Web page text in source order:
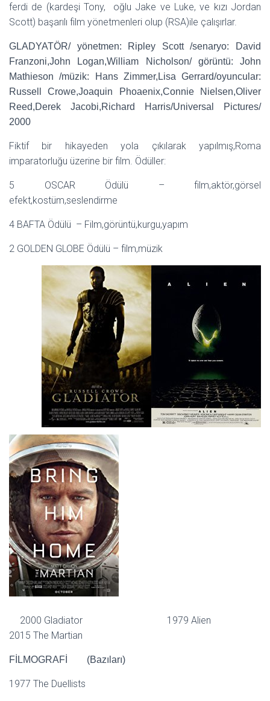
ferdi de (kardeşi Tony, oğlu Jake ve Luke, ve kızı Jordan
Scott) başarılı film yönetmenleri olup (RSA)ile çalışırlar.
GLADYATÖR/ yönetmen: Ripley Scott /senaryo: David
Franzoni,John Logan,William Nicholson/ görüntü: John
Mathieson /müzik: Hans Zimmer,Lisa Gerrard/oyuncular:
Russell Crowe,Joaquin Phoaenix,Connie Nielsen,Oliver
Reed,Derek Jacobi,Richard Harris/Universal Pictures/
2000
Fiktif bir hikayeden yola çıkılarak yapılmış,Roma
imparatorluğu üzerine bir film. Ödüller:
5 OSCAR Ödülü – film,aktör,görsel
efekt,kostüm,seslendirme
4 BAFTA Ödülü – Film,görüntü,kurgu,yapım
2 GOLDEN GLOBE Ödülü – film,müzik
2000 Gladiator 1979 Alien
2015 The Martian
FİLMOGRAFİ (Bazıları)
1977 The Duellists